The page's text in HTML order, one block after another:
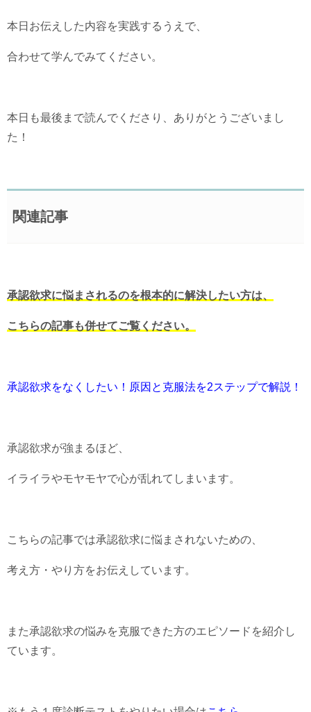
本日お伝えした内容を実践するうえで、
合わせて学んでみてください。
本日も最後まで読んでくださり、ありがとうございまし
た！
関連記事
承認欲求に悩まされるのを根本的に解決したい方は、
こちらの記事も併せてご覧ください。
承認欲求をなくしたい！原因と克服法を2ステップで解説！
承認欲求が強まるほど、
イライラやモヤモヤで心が乱れてしまいます。
こちらの記事では承認欲求に悩まされないための、
考え方・やり方をお伝えしています。
また承認欲求の悩みを克服できた方のエピソードを紹介し
ています。